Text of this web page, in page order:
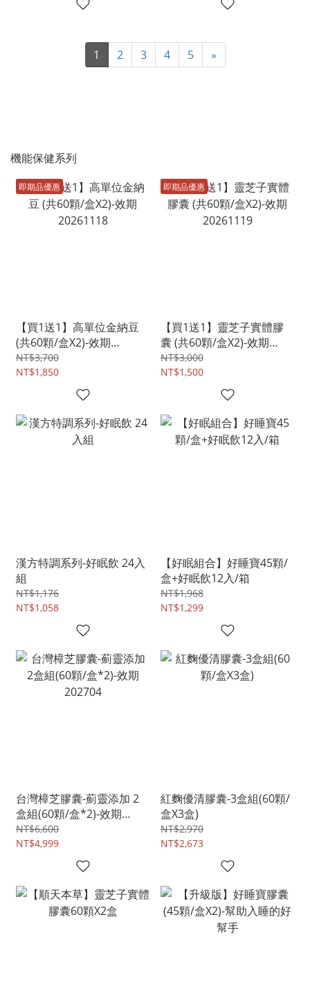
1 2 3 4 5 »
機能保健系列
即期品優惠
【買1送1】高單位金納豆
(共60顆/盒X2)-效期
20261118
NT$3,700
NT$1,850
即期品優惠
【買1送1】靈芝子實體膠
囊 (共60顆/盒X2)-效期
20261119
NT$3,000
NT$1,500
漢方特調系列-好眠飲 24入
組
NT$1,176
NT$1,058
【好眠組合】好睡寶45顆/
盒+好眠飲12入/箱
NT$1,968
NT$1,299
台灣樟芝膠囊-薊靈添加 2
盒組(60顆/盒*2)-效期
202704
NT$6,600
NT$4,999
紅麴優清膠囊-3盒組(60顆/
盒X3盒)
NT$2,970
NT$2,673